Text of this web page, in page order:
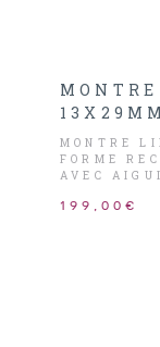
13X29MM
MONTRE
FORME
AVEC
199,00€